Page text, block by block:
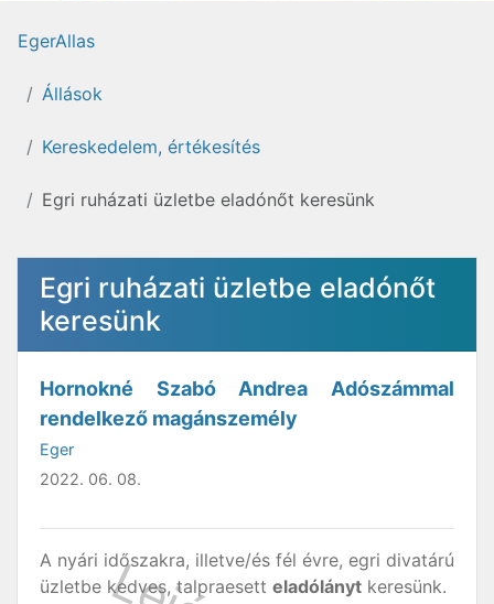
EgerAllas
Állások
Kereskedelem, értékesítés
Egri ruházati üzletbe eladónőt keresünk
Egri ruházati üzletbe eladónőt
keresünk
Hornokné Szabó Andrea Adószámmal
rendelkező magánszemély
Eger
2022. 06. 08.
A nyári időszakra, illetve/és fél évre, egri divatárú
üzletbe kedves, talpraesett eladólányt keresünk.